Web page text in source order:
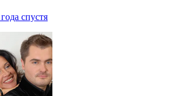
спустя